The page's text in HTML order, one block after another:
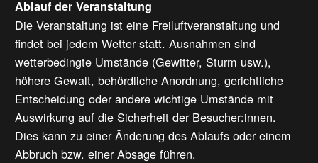
Ablauf der Veranstaltung
Die Veranstaltung ist eine Freiluftveranstaltung und
findet bei jedem Wetter statt. Ausnahmen sind
wetterbedingte Umstände (Gewitter, Sturm usw.),
höhere Gewalt, behördliche Anordnung, gerichtliche
Entscheidung oder andere wichtige Umstände mit
Auswirkung auf die Sicherheit der Besucher:innen.
Dies kann zu einer Änderung des Ablaufs oder einem
Abbruch bzw. einer Absage führen.